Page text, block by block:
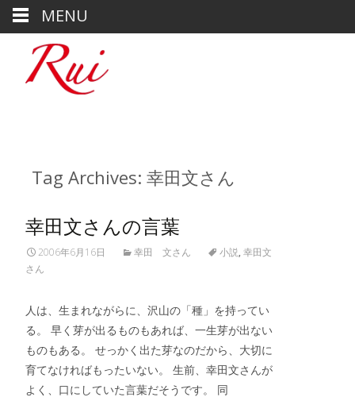
Tag Archives: 幸田文さん
幸田文さんの言葉
2006年6月16日 幸田 文さん 小説, 幸田文
さん
人は、生まれながらに、沢山の「種」を持ってい
る。 早く芽が出るものもあれば、一生芽が出ない
ものもある。 せっかく出た芽なのだから、大切に
育てなければもったいない。 生前、幸田文さんが
よく、口にしていた言葉だそうです。 同
MENU